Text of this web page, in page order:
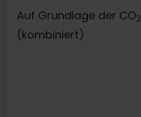
Auf Grundlage der CO2
(kombiniert)